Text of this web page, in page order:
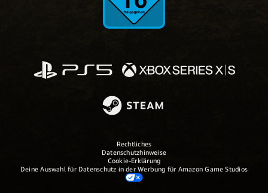
Rechtliches
Datenschutzhinweise
Cookie-Erklärung
Deine Auswahl für Datenschutz in der Werbung für Amazon Game Studios